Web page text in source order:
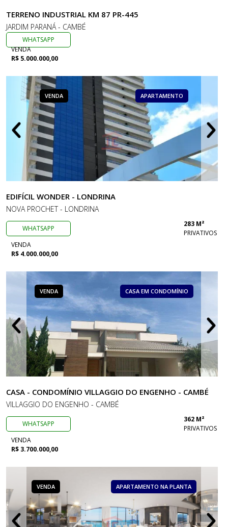
TERRENO INDUSTRIAL KM 87 PR-445
JARDIM PARANÁ - CAMBÉ
WHATSAPP
VENDA
R$ 5.000.000,00
VENDA APARTAMENTO
EDIFÍCIL WONDER - LONDRINA
NOVA PROCHET - LONDRINA
WHATSAPP
283 M²
PRIVATIVOS
VENDA
R$ 4.000.000,00
VENDA CASA EM CONDOMÍNIO
CASA - CONDOMÍNIO VILLAGGIO DO ENGENHO - CAMBÉ
VILLAGGIO DO ENGENHO - CAMBÉ
WHATSAPP
362 M²
PRIVATIVOS
VENDA
R$ 3.700.000,00
VENDA APARTAMENTO NA PLANTA